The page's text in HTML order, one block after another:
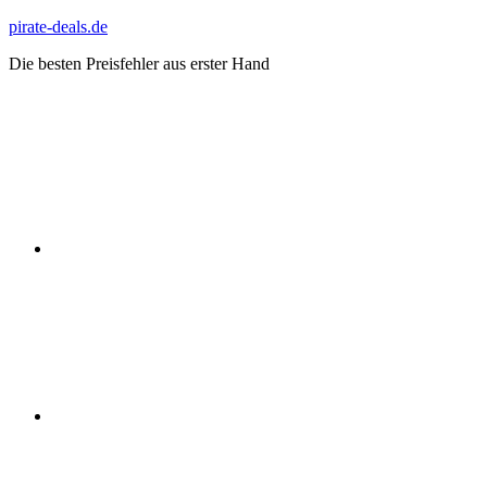
Zum
springen
pirate-deals.de
Die besten Preisfehler aus erster Hand